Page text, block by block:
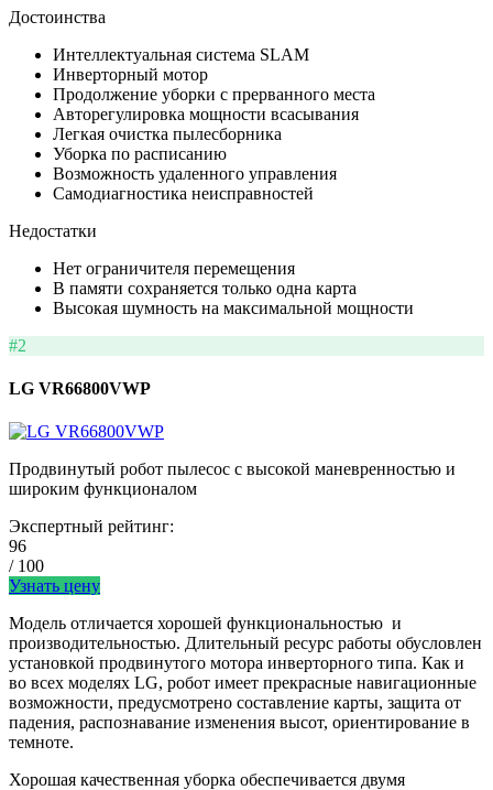
Достоинства
Интеллектуальная система SLAM
Инверторный мотор
Продолжение уборки с прерванного места
Авторегулировка мощности всасывания
Легкая очистка пылесборника
Уборка по расписанию
Возможность удаленного управления
Самодиагностика неисправностей
Недостатки
Нет ограничителя перемещения
В памяти сохраняется только одна карта
Высокая шумность на максимальной мощности
#2
LG VR66800VWP
Продвинутый робот пылесос с высокой маневренностью и
широким функционалом
Экспертный рейтинг:
96
/ 100
Узнать цену
Модель отличается хорошей функциональностью и
производительностью. Длительный ресурс работы обусловлен
установкой продвинутого мотора инверторного типа. Как и
во всех моделях LG, робот имеет прекрасные навигационные
возможности, предусмотрено составление карты, защита от
падения, распознавание изменения высот, ориентирование в
темноте.
Хорошая качественная уборка обеспечивается двумя